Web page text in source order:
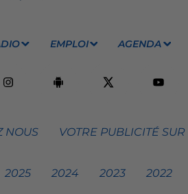
EMPLOI AGENDA
NOUS VOTRE PUBLICITÉ
2025 2024 2023 2022